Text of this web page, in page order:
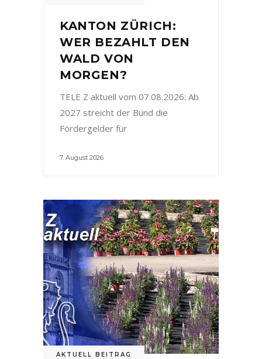
KANTON ZÜRICH:
WER BEZAHLT DEN
WALD VON
MORGEN?
TELE Z aktuell vom 07.08.2026: Ab
2027 streicht der Bund die
Fördergelder für
7. August 2026
AKTUELL BEITRAG